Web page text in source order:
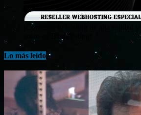
¡Consigue tu hosting de alta calidad y
costo en Banahosting!
Lo más leído